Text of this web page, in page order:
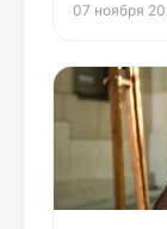
07 ноября